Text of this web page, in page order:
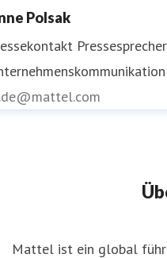
Polsak
Mattel ist ein global